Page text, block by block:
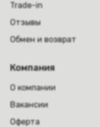
Trade-in
Отзывы
Обмен и возврат
Компания
О компании
Вакансии
Оферта